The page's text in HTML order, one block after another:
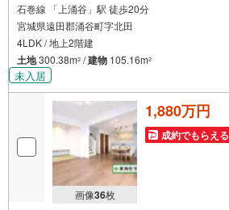
石巻線 「上涌谷」駅 徒歩20分
宮城県遠田郡涌谷町字北田
4LDK / 地上2階建
土地300.38m2 /建物 105.16m2
未入居
画像36枚
1,880万円
成約でもらえる